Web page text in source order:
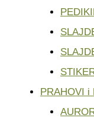
PRAHOVI i